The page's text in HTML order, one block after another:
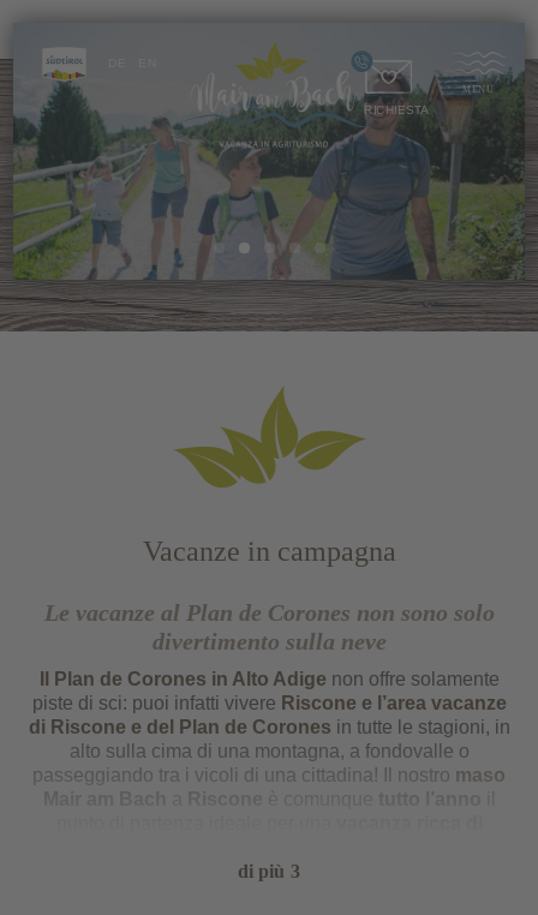
RICHIESTA
Vacanze in campagna
Le vacanze al Plan de Corones non sono solo
divertimento sulla neve
Il Plan de Corones in Alto Adige non offre solamente
piste di sci: puoi infatti vivere Riscone e l’area vacanze
di Riscone e del Plan de Corones in tutte le stagioni, in
alto sulla cima di una montagna, a fondovalle o
passeggiando tra i vicoli di una cittadina! Il nostro maso
Mair am Bach
Riscone tutto l’anno
esplorare il risveglio della natura a piedi o in mountain
di più 3